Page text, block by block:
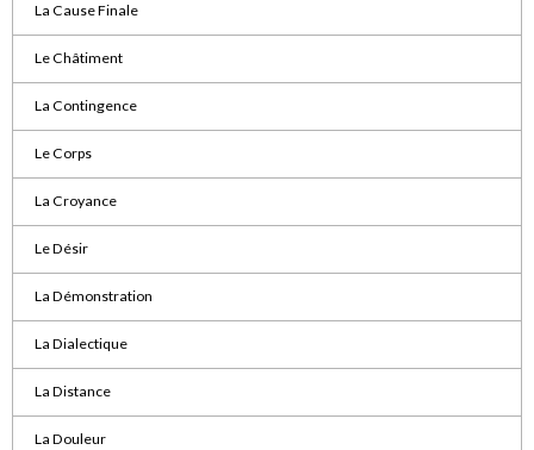
La Cause Finale
Le Châtiment
La Contingence
Le Corps
La Croyance
Le Désir
La Démonstration
La Dialectique
La Distance
La Douleur